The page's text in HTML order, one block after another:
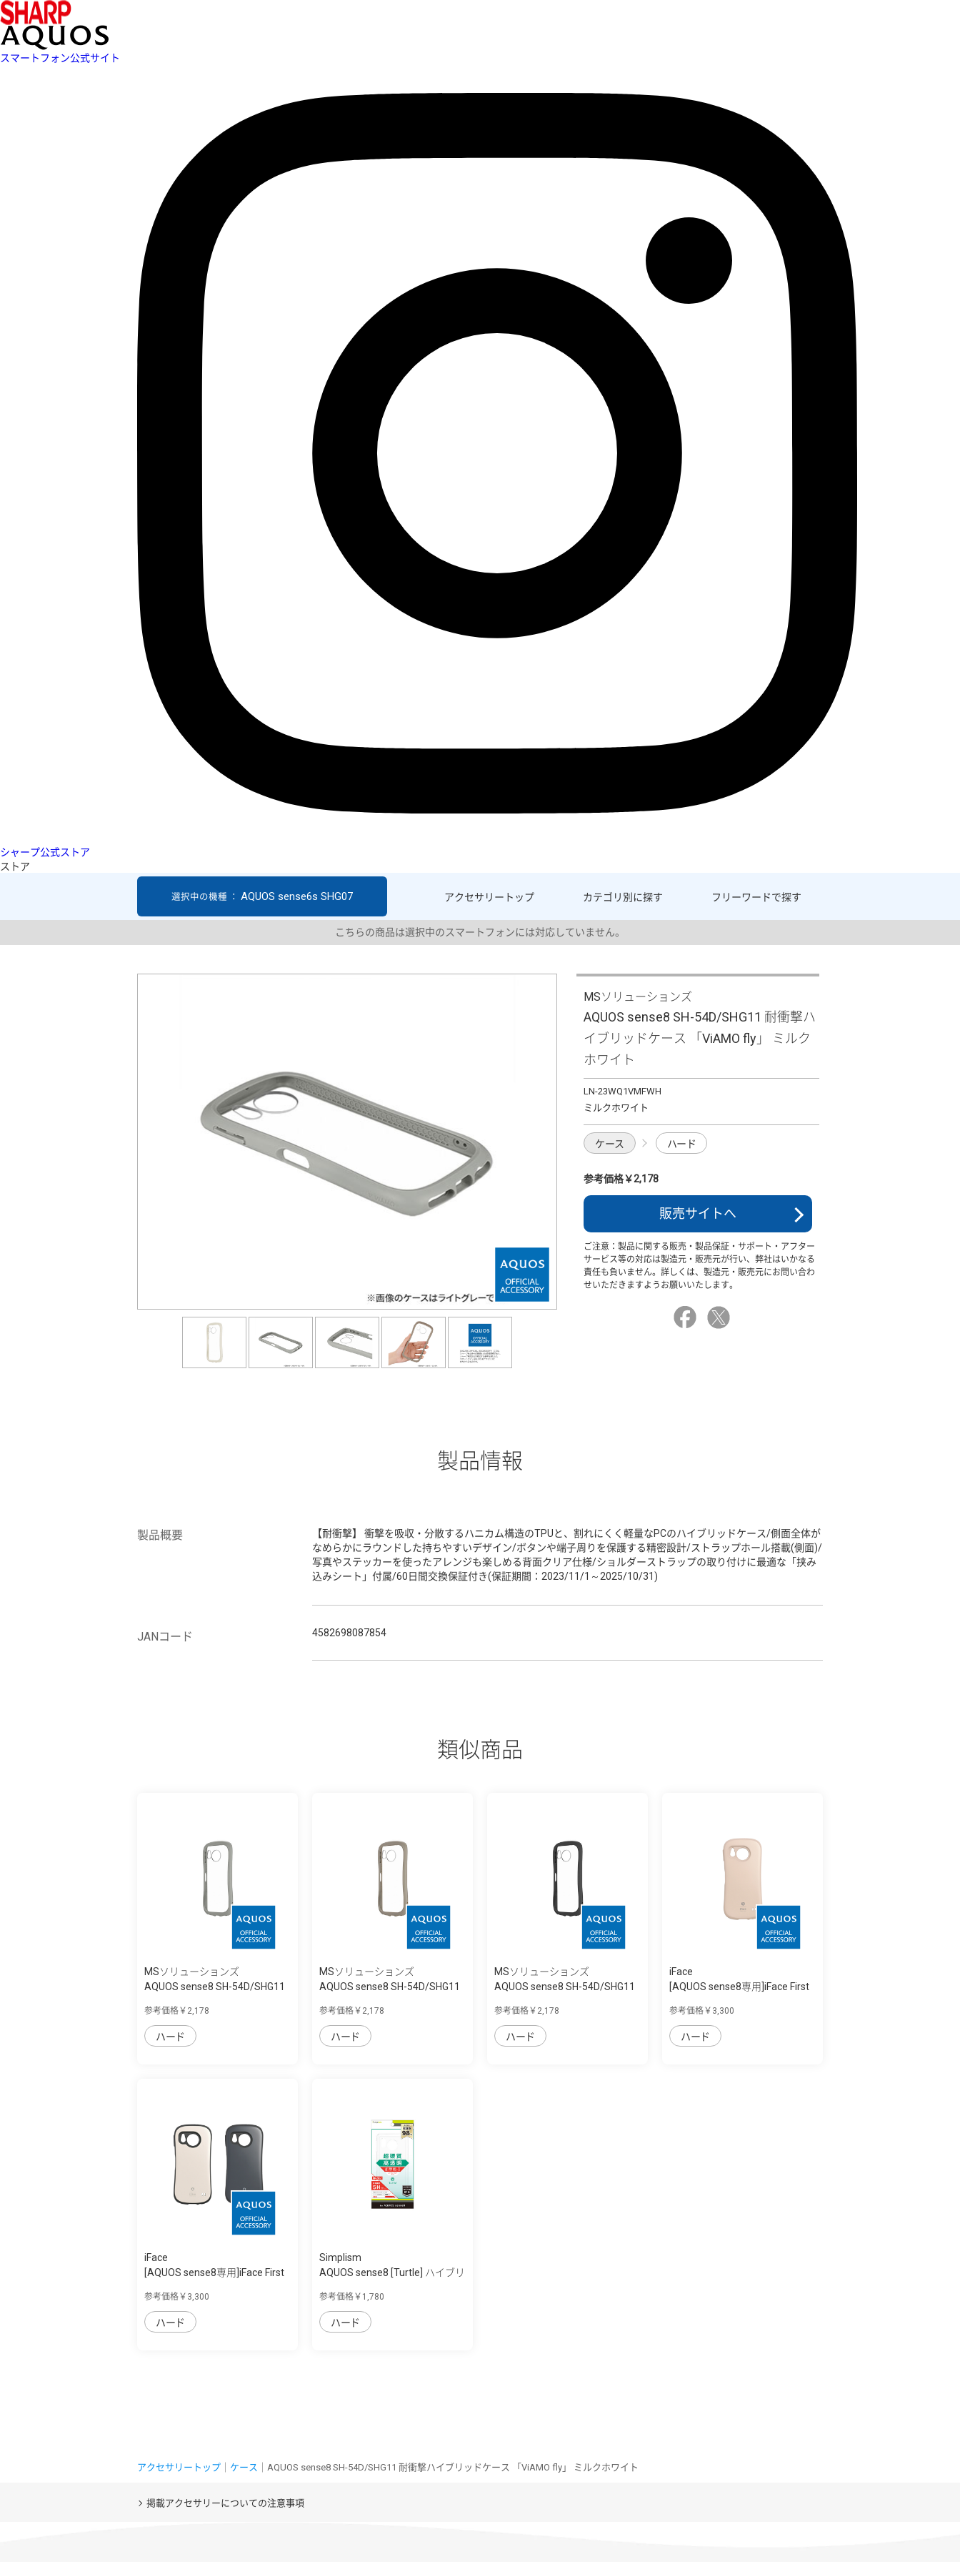
スマートフォン公式サイト
シャープ公式ストア
ストア
アクセサリー トップ カテゴリ別に探す フリーワードで探す
選択中の機種 ： AQUOS sense6s SHG07
こちらの商品は選択中のスマートフォンには対応していません。
MSソリューションズ
AQUOS sense8 SH-54D/SHG11 耐衝撃ハ
イブリッドケース 「ViAMO fly」 ミルク
ホワイト
LN-23WQ1VMFWH
ミルクホワイト
ケース ハード
参考価格￥2,178
販売サイトへ
ご注意：製品に関する販売・製品保証・サポート・アフター
サービス等の対応は製造元・販売元が行い、弊社はいかなる
責任も負いません。詳しくは、製造元・販売元にお問い合わ
せいただきますようお願いいたします。
製品情報
製品概要
【耐衝撃】 衝撃を吸収・分散するハニカム構造のTPUと、割れにくく軽量なPCのハイブリッドケース/側面全体が
なめらかにラウンドした持ちやすいデザイン/ボタンや端子周りを保護する精密設計/ストラップホール搭載(側面)/
写真やステッカーを使ったアレンジも楽しめる背面クリア仕様/ショルダーストラップの取り付けに最適な「挟み
込みシート」付属/60日間交換保証付き(保証期間：2023/11/1～2025/10/31)
JANコード 4582698087854
類似商品
MSソリューションズ
AQUOS sense8 SH-54D/SHG11
参考価格￥2,178
ハード
MSソリューションズ
AQUOS sense8 SH-54D/SHG11
参考価格￥2,178
ハード
MSソリューションズ
AQUOS sense8 SH-54D/SHG11
参考価格￥2,178
ハード
iFace
[AQUOS sense8専用]iFace First
参考価格￥3,300
ハード
iFace
[AQUOS sense8専用]iFace First
参考価格￥3,300
ハード
Simplism
AQUOS sense8 [Turtle] ハイブリ
参考価格￥1,780
ハード
アクセサリートップ ケース ｜AQUOS sense8 SH-54D/SHG11 耐衝撃ハイブリッドケース 「ViAMO fly」 ミルクホワイト
掲載アクセサリーについての注意事項